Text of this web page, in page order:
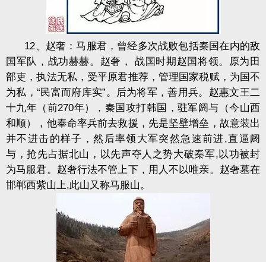
12、赵奢：马服君，曾经多次战败包括秦国在内的敌
国军队，战功赫赫。赵奢， 战国时期赵国将领。原为田
部吏，执法无私，受平原君推荐，管理国家税赋，为国不
为私，“民富而府库实”。后为将军，善用兵。赵惠文王二
十九年（前270年），秦国攻打韩国，驻军阏与（今山西
和顺），他奉命率兵前去救援，先是坚壁增垒，故意装出
并不进击的样子，然后率领大军突然急速前进,直逼阏
与，抢先占据北山，以先声夺人之势大破秦军,以功被封
为马服君。赵奢行法不管上下，用人不以唯亲。赵奢墓在
邯郸西紫山上,此山又称马服山。